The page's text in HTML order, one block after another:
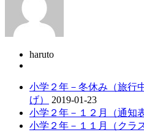
haruto
小学２年－冬休み（旅行
げ）
2019-01-23
小学２年－１２月（通知表
小学２年－１１月（クラ